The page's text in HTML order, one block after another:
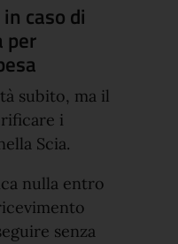
caso di
per
subito, ma il
i
Scia.
nulla entro
senza